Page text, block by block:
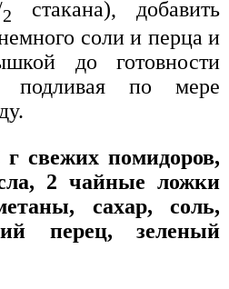
2
стакана), добавить
соли и перца и
до готовности
по мере
г свежих помидоров,
2 чайные ложки
сахар, соль,
перец, зеленый